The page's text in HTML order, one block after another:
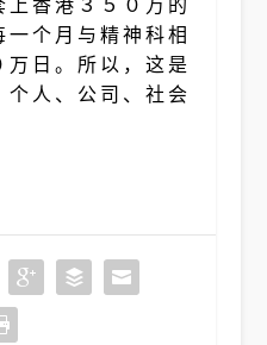
香港３５０万的
个月与精神科相
万日。所以，这是
个人、公司、社会